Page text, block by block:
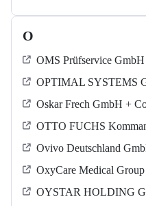
O
OMS Prüfservice GmbH
OPTIMAL SYSTEMS
Oskar Frech GmbH +
OTTO FUCHS
Ovivo Deutschland
OxyCare Medical Group
OYSTAR HOLDING